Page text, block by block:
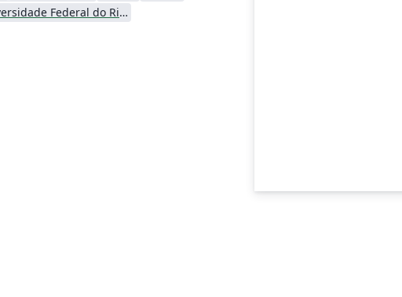
Universidade Federal do Rio de Janeiro